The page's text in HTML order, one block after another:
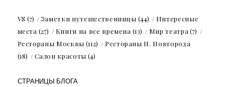
VS (7) Заметки путешественницы (44)
Интересные
места (27) Книги на все времена (13) Мир театра (7)
Рестораны Москвы (112)
Рестораны Н. Новгорода
(18)
Салон красоты (4)
СТРАНИЦЫ БЛОГА